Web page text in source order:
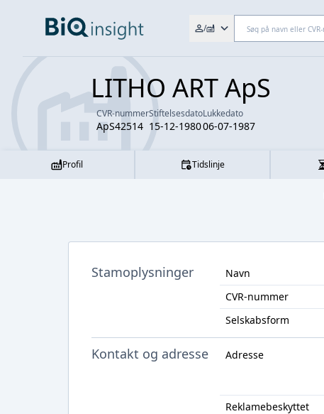
/
LITHO ART ApS
CVR-nummer
ApS42514
Stiftelsesdato
15-12-1980
Lukkedato
06-07-1987
Profil Tidslinje
Stamoplysninger Navn
CVR-nummer
Selskabsform
Kontakt og adresse Adresse
Reklamebeskyttet